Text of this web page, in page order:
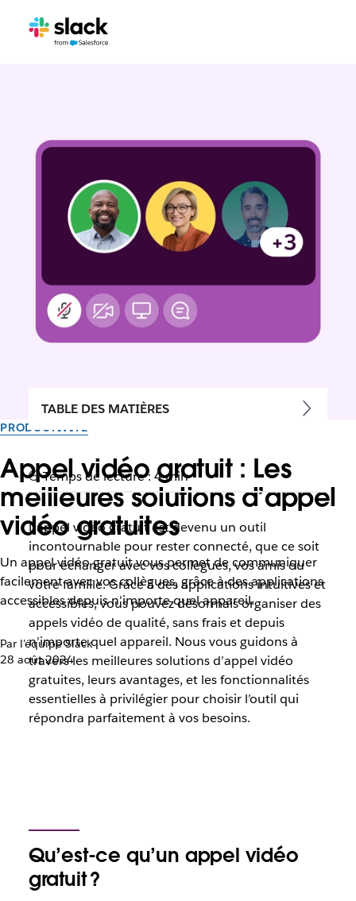
PRODUCTIVITÉ
Appel vidéo gratuit : Les
meilleures solutions d’appel
vidéo gratuites
Un appel vidéo gratuit vous permet de communiquer
facilement avec vos collègues, grâce à des applications
accessibles depuis n'importe quel appareil.
Par l’équipe Slack
28 août 2024
TABLE DES MATIÈRES
Temps de lecture : 4 min
L’appel vidéo gratuit est devenu un outil
incontournable pour rester connecté, que ce soit
pour échanger avec vos collègues, vos amis ou
votre famille. Grâce à des applications intuitives et
accessibles, vous pouvez désormais organiser des
appels vidéo de qualité, sans frais et depuis
n’importe quel appareil. Nous vous guidons à
travers les meilleures solutions d’appel vidéo
gratuites, leurs avantages, et les fonctionnalités
essentielles à privilégier pour choisir l’outil qui
répondra parfaitement à vos besoins.
Qu’est-ce qu’un appel vidéo
gratuit ?